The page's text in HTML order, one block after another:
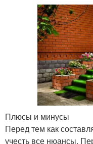
Плюсы и минусы
Перед тем как
учесть все нюансы.